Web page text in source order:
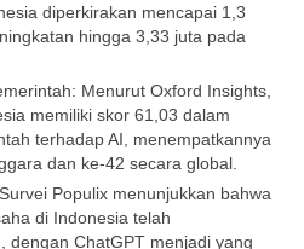
diperkirakan mencapai 1,3
hingga 3,33 juta pada
Menurut Oxford Insights,
memiliki skor 61,03 dalam
terhadap AI, menempatkannya
dan ke-42 secara global.
Populix menunjukkan bahwa
di Indonesia telah
dengan ChatGPT menjadi yang